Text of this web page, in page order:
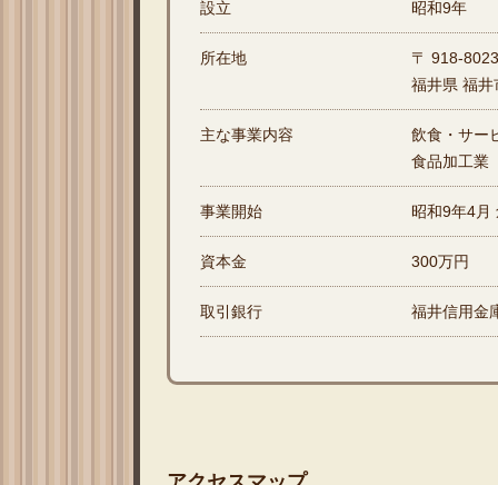
設立 昭和9年
所在地
〒 918-8023
福井県 福
主な事業内容
飲食・サー
食品加工業
事業開始 昭和9年4月
資本金 300万円
取引銀行 福井信用金